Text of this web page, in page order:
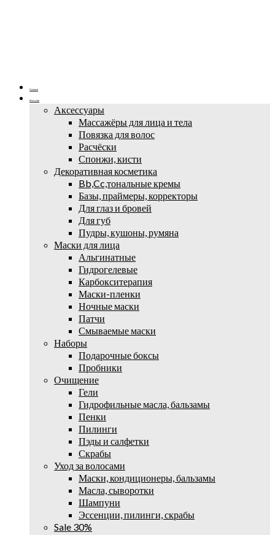
Главная
Магазин
Аксессуары
Массажёры для лица и тела
Повязка для волос
Расчёски
Спонжи, кисти
Декоративная косметика
Bb,Cc,тональные кремы
Базы, праймеры, корректоры
Для глаз и бровей
Для губ
Пудры, кушоны, румяна
Маски для лица
Альгинатные
Гидрогелевые
Карбокситерапия
Маски-пленки
Ночные маски
Патчи
Смываемые маски
Наборы
Подарочные боксы
Пробники
Очищение
Гели
Гидрофильные масла, бальзамы
Пенки
Пилинги
Пэды и салфетки
Скрабы
Уход за волосами
Маски, кондиционеры, бальзамы
Масла, сыворотки
Шампуни
Эссенции, пилинги, скрабы
Sale 30%